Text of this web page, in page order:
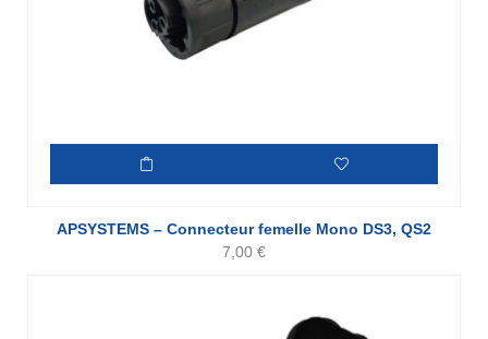
APSYSTEMS – Connecteur femelle Mono DS3, QS2
7,00 €